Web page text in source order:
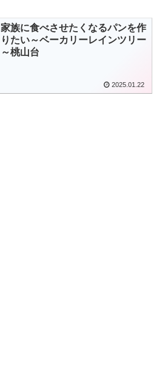
家族に食べさせたくなるパンを作
りたい～ベーカリーレインツリー
～桃山台
2025.01.22